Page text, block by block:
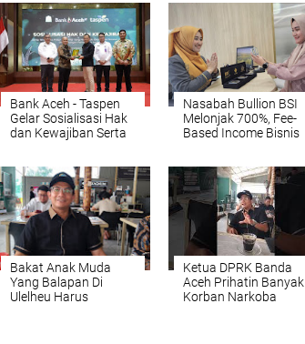
Bank Aceh - Taspen
Gelar Sosialisasi Hak
dan Kewajiban Serta
Pensiun
Nasabah Bullion BSI
Melonjak 700%, Fee-
Based Income Bisnis
Bakat Anak Muda
Yang Balapan Di
Ulelheu Harus
Ketua DPRK Banda
Aceh Prihatin Banyak
Korban Narkoba